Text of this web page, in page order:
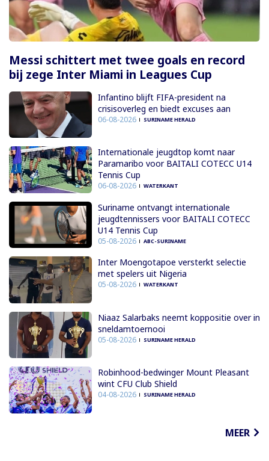
Messi schittert met twee goals en record
bij zege Inter Miami in Leagues Cup
Infantino blijft FIFA-president na
crisisoverleg en biedt excuses aan
06-08-2026 SURINAME HERALD
Internationale jeugdtop komt naar
Paramaribo voor BAITALI COTECC U14
Tennis Cup
06-08-2026 WATERKANT
Suriname ontvangt internationale
jeugdtennissers voor BAITALI COTECC
U14 Tennis Cup
05-08-2026 ABC-SURINAME
Inter Moengotapoe versterkt selectie
met spelers uit Nigeria
05-08-2026 WATERKANT
Niaaz Salarbaks neemt koppositie over in
sneldamtoernooi
05-08-2026 SURINAME HERALD
Robinhood-bedwinger Mount Pleasant
wint CFU Club Shield
04-08-2026 SURINAME HERALD
MEER